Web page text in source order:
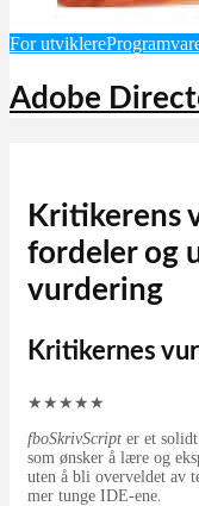
For utviklere
Adobe
Kritikerens
fordeler og
vurdering
Kritikernes
★ ★ ★ ★ ★
fboSkrivScript er et
som ønsker å lære og
uten å bli overveldet av
mer tunge IDE-ene.